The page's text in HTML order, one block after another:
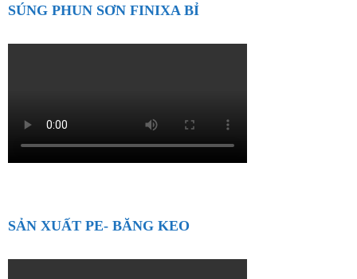
SÚNG PHUN SƠN FINIXA BỈ
SẢN XUẤT PE- BĂNG KEO